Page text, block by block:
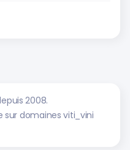
2008.
domaines viti_vini